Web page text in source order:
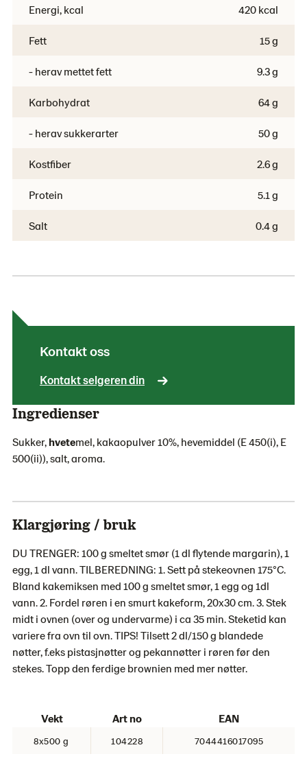
Ingredienser
Sukker, hvetemel, kakaopulver 10%, hevemiddel (E 450(i), E
500(ii)), salt, aroma.
Klargjøring / bruk
DU TRENGER: 100 g smeltet smør (1 dl flytende margarin), 1
egg, 1 dl vann. TILBEREDNING: 1. Sett på stekeovnen 175°C.
Bland kakemiksen med 100 g smeltet smør, 1 egg og 1dl
vann. 2. Fordel røren i en smurt kakeform, 20x30 cm. 3. Stek
midt i ovnen (over og undervarme) i ca 35 min. Steketid kan
variere fra ovn til ovn. TIPS! Tilsett 2 dl/150 g blandede
nøtter, f.eks pistasjnøtter og pekannøtter i røren før den
stekes. Topp den ferdige brownien med mer nøtter.
Vekt Art no EAN
8x500 g 104228 7044416017095
Energi, kcal 420 kcal
Fett 15 g
- herav mettet fett 9.3 g
Karbohydrat 64 g
- herav sukkerarter 50 g
Kostfiber 2.6 g
Protein 5.1 g
Salt 0.4 g
Kontakt oss
Kontakt selgeren din